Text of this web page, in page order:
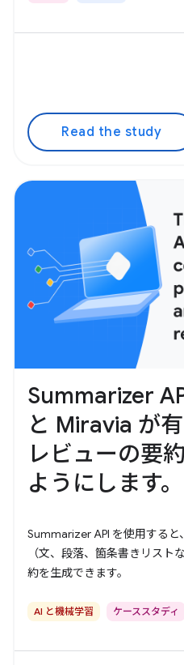
Read the study
Summarizer
と Miravia が
レビューの要
ようにします。
Summarizer API を使用する
（文、段落、箇条書きリスト
約を生成できます。
AI と機械学習 ケーススタディ